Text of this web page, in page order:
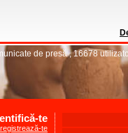
de presă,16678
te
te